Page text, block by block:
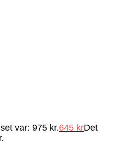
var: 975 kr.645 krDet